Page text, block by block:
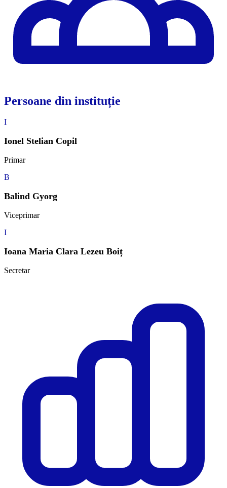
Persoane din instituție
I
Ionel Stelian Copil
Primar
B
Balind Gyorg
Viceprimar
I
Ioana Maria Clara Lezeu Boiț
Secretar